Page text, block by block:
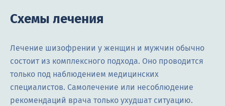
Схемы лечения
Лечение шизофрении у женщин и мужчин обычно
состоит из комплексного подхода. Оно проводится
только под наблюдением медицинских
специалистов. Самолечение или несоблюдение
рекомендаций врача только ухудшат ситуацию.